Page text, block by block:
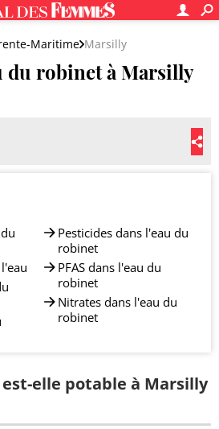
Maritime Marsilly
du robinet à Marsilly
Pesticides dans l'eau du
robinet
PFAS dans l'eau du
robinet
Nitrates dans l'eau du
robinet
elle potable à Marsilly